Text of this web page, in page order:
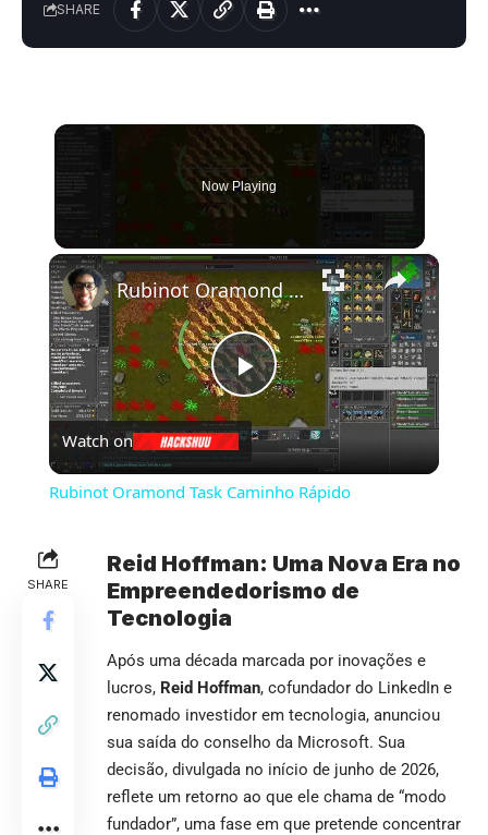
SHARE
Now Playing
×
Play
Video
Rubinot Oramond Task Caminho Rápido
Watch on
Rubinot Oramond Task Caminho Rápido
SHARE
Reid Hoffman: Uma Nova Era no
Empreendedorismo de
Tecnologia
Após uma década marcada por inovações e
lucros, Reid Hoffman, cofundador do LinkedIn e
renomado investidor em tecnologia, anunciou
sua saída do conselho da Microsoft. Sua
decisão, divulgada no início de junho de 2026,
reflete um retorno ao que ele chama de “modo
fundador”, uma fase em que pretende concentrar